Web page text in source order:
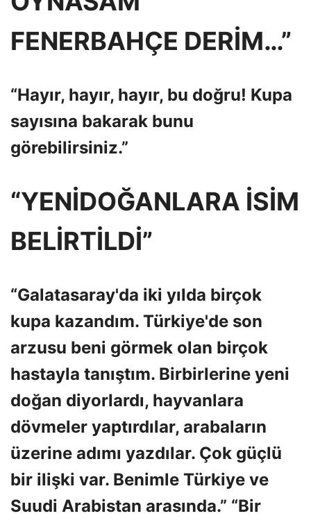
FENERBAHÇE DERİM…”
“Hayır, hayır, hayır, bu doğru! Kupa
sayısına bakarak bunu
görebilirsiniz.”
“YENİDOĞANLARA İSİM
BELİRTİLDİ”
“Galatasaray'da iki yılda birçok
kupa kazandım. Türkiye'de son
arzusu beni görmek olan birçok
hastayla tanıştım. Birbirlerine yeni
doğan diyorlardı, hayvanlara
dövmeler yaptırdılar, arabaların
üzerine adımı yazdılar. Çok güçlü
bir ilişki var. Benimle Türkiye ve
Suudi Arabistan arasında.” “Bir